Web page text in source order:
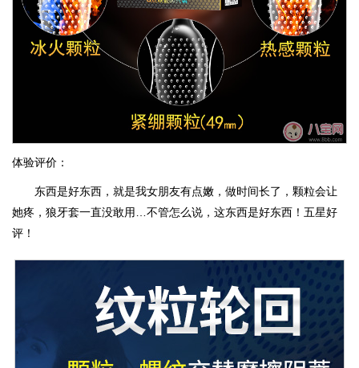
体验评价：
东西是好东西，就是我女朋友有点嫩，做时间长了，颗粒会让
她疼，狼牙套一直没敢用…不管怎么说，这东西是好东西！五星好
评！